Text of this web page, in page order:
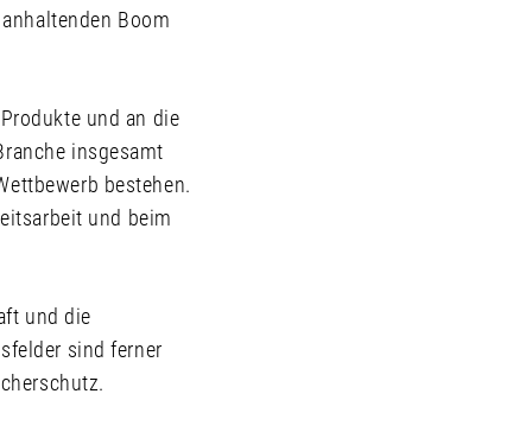
Boom
und an die
insgesamt
bestehen.
und beim
und die
sind ferner